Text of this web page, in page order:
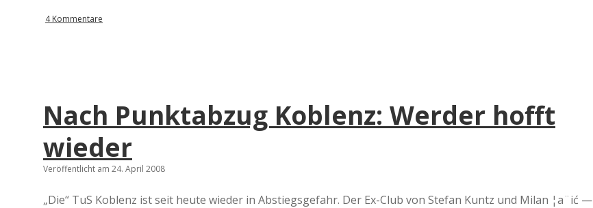
4 Kommentare
Nach Punktabzug Koblenz: Werder hofft
wieder
Veröffentlicht am 24. April 2008
„Die“ TuS Koblenz ist seit heute wieder in Abstiegsgefahr. Der Ex-Club von Stefan Kuntz und Milan ¦a¨ić —